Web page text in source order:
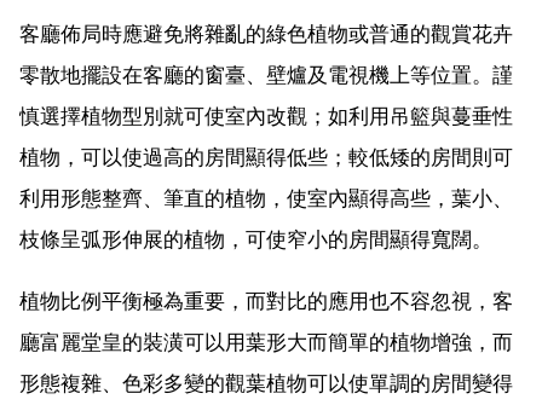
客廳佈局時應避免將雜亂的綠色植物或普通的觀賞花卉
零散地擺設在客廳的窗臺、壁爐及電視機上等位置。謹
慎選擇植物型別就可使室內改觀；如利用吊籃與蔓垂性
植物，可以使過高的房間顯得低些；較低矮的房間則可
利用形態整齊、筆直的植物，使室內顯得高些，葉小、
枝條呈弧形伸展的植物，可使窄小的房間顯得寬闊。
植物比例平衡極為重要，而對比的應用也不容忽視，客
廳富麗堂皇的裝潢可以用葉形大而簡單的植物增強，而
形態複雜、色彩多變的觀葉植物可以使單調的房間變得